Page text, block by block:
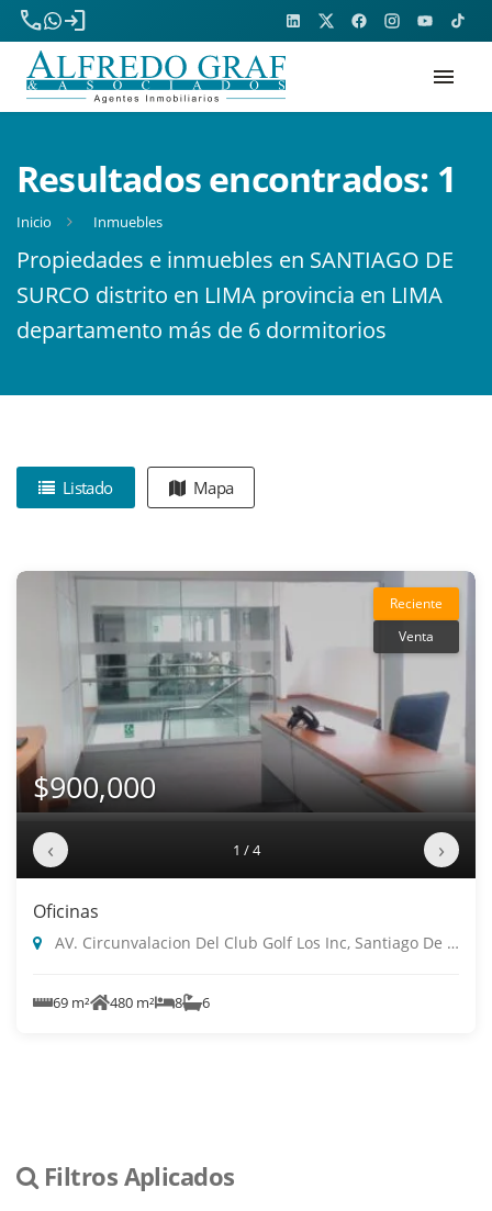
phone
login
menu
Resultados encontrados: 1
Inicio Inmuebles
Propiedades e inmuebles en SANTIAGO DE
SURCO distrito en LIMA provincia en LIMA
departamento más de 6 dormitorios
Listado Mapa
Reciente
Venta
$900,000
‹ 1 / 4 ›
Oficinas
AV. Circunvalacion Del Club Golf Los Inc, Santiago De Surco
69 m² 480 m² 8 6
Filtros Aplicados